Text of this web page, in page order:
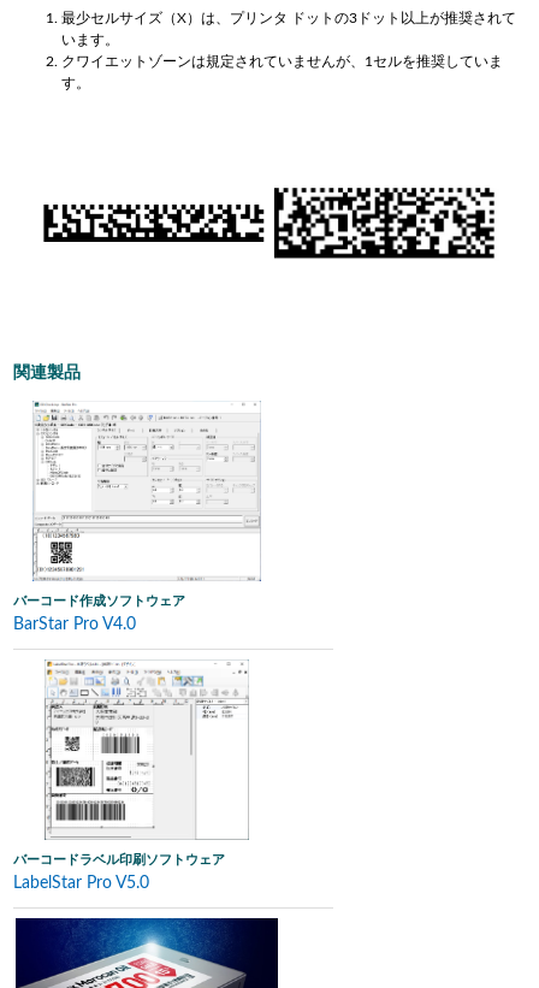
最少セルサイズ（X）は、プリンタ ドットの3ドット以上が推奨されて
います。
クワイエットゾーンは規定されていませんが、1セルを推奨していま
す。
関連製品
バーコード作成ソフトウェア
BarStar Pro V4.0
バーコードラベル印刷ソフトウェア
LabelStar Pro V5.0